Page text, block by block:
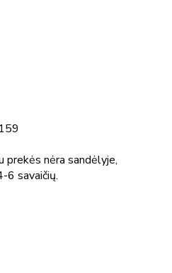
prekės nėra sandėlyje,
6 savaičių.